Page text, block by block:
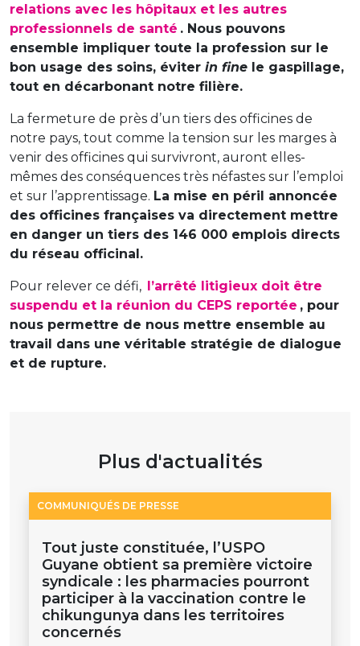
relations avec les hôpitaux et les autres
professionnels de santé . Nous pouvons
ensemble impliquer toute la profession sur le
bon usage des soins, éviter in fine le gaspillage,
tout en décarbonant notre filière.
La fermeture de près d’un tiers des officines de
notre pays, tout comme la tension sur les marges à
venir des officines qui survivront, auront elles-
mêmes des conséquences très néfastes sur l’emploi
et sur l’apprentissage. La mise en péril annoncée
des officines françaises va directement mettre
en danger un tiers des 146 000 emplois directs
du réseau officinal.
Pour relever ce défi, l’arrêté litigieux doit être
suspendu et la réunion du CEPS reportée , pour
nous permettre de nous mettre ensemble au
travail dans une véritable stratégie de dialogue
et de rupture.
Plus d'actualités
COMMUNIQUÉS DE PRESSE
Tout juste constituée, l’USPO
Guyane obtient sa première victoire
syndicale : les pharmacies pourront
participer à la vaccination contre le
chikungunya dans les territoires
concernés